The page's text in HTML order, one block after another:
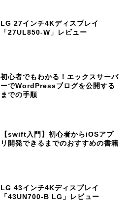
LG 27インチ4Kディスプレイ
「27UL850-W」レビュー
初心者でもわかる！エックスサーバ
ーでWordPressブログを公開する
までの手順
【swift入門】初心者からiOSアプ
リ開発できるまでのおすすめの書籍
LG 43インチ4Kディスプレイ
「43UN700-B LG」レビュー